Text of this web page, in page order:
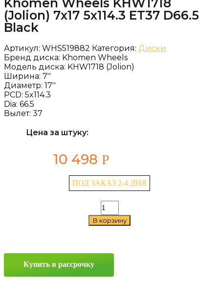
Khomen Wheels KHW1718
(Jolion) 7x17 5x114.3 ET37 D66.5
Black
Артикул: WHS519882 Категория: Диски
Бренд диска: Khomen Wheels
Модель диска: KHW1718 (Jolion)
Ширина: 7''
Диаметр: 17''
PCD: 5x114.3
Dia: 66.5
Вылет: 37
Цена за штуку:
10 498 Р
ПОД ЗАКАЗ 2-4 ДНЯ
Количество
товара
Khomen
7x17
ET37
В корзину
Купить в рассрочку